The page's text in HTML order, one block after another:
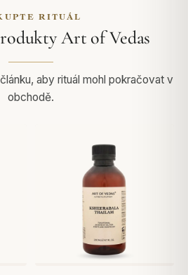
RITUÁL
Art of Vedas
aby rituál mohl pokračovat v
obchodě.